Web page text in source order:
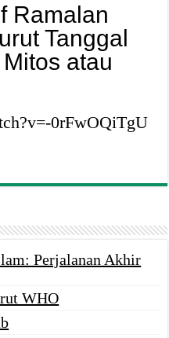
Ramalan
Tanggal
atau
0rFwOQiTgU
Perjalanan Akhir
WHO